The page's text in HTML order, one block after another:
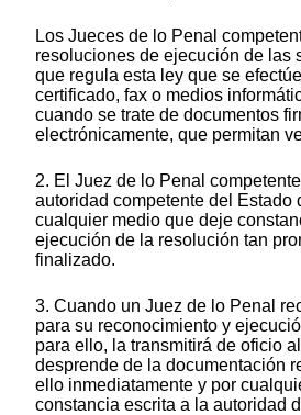
Los Jueces de lo Penal
resoluciones de ejecución de las
que regula esta ley que se
certificado, fax o medios
cuando se trate de documentos
electrónicamente, que permitan
2. El Juez de lo Penal
autoridad competente del Estado
cualquier medio que deje
ejecución de la resolución tan
finalizado.
3. Cuando un Juez de lo Penal
para su reconocimiento y
para ello, la transmitirá de oficio
desprende de la documentación
ello inmediatamente y por
constancia escrita a la autoridad